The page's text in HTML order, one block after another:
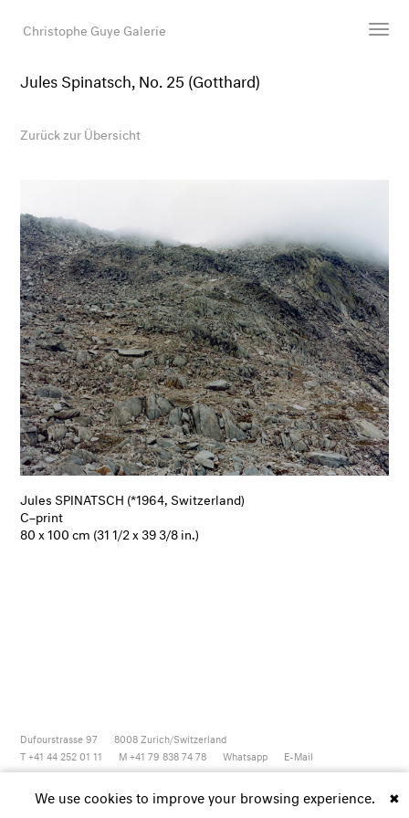
Christophe Guye Galerie
Galerie
Suche
E-Mail
EN
Jules Spinatsch, No. 25 (Gotthard)
Zurück zur Übersicht
Jules SPINATSCH (*1964, Switzerland)
C–print
80 x 100 cm (31 1/2 x 39 3/8 in.)
Dufourstrasse 97 8008 Zurich/Switzerland
T +41 44 252 01 11
M +41 79 838 74 78 Whatsapp E-Mail
Newsletter Instagram Vimeo Youtube ✖
We use cookies to improve your browsing experience.